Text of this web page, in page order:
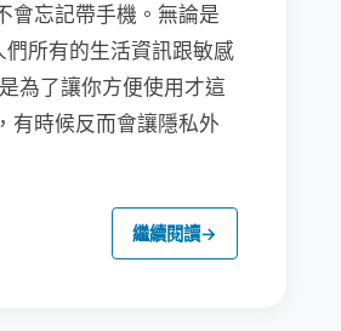
會忘記帶手機。無論是
所有的生活資訊跟敏感
為了讓你方便使用才這
有時候反而會讓隱私外
繼續閱讀→